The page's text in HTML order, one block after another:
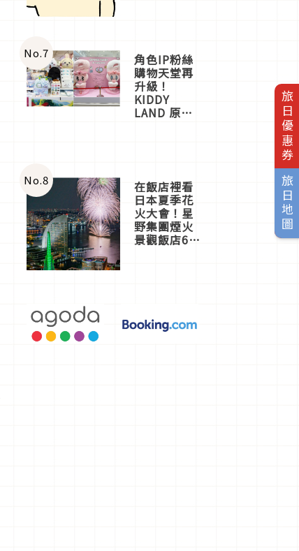
旅日優惠券
旅日地圖
一同給出了
答案
No.7 角色IP粉絲
購物天堂再
升級！
KIDDY
LAND 原宿
店3分即達
No.8 在飯店裡看
日本夏季花
火大會！星
野集團煙火
景觀飯店6